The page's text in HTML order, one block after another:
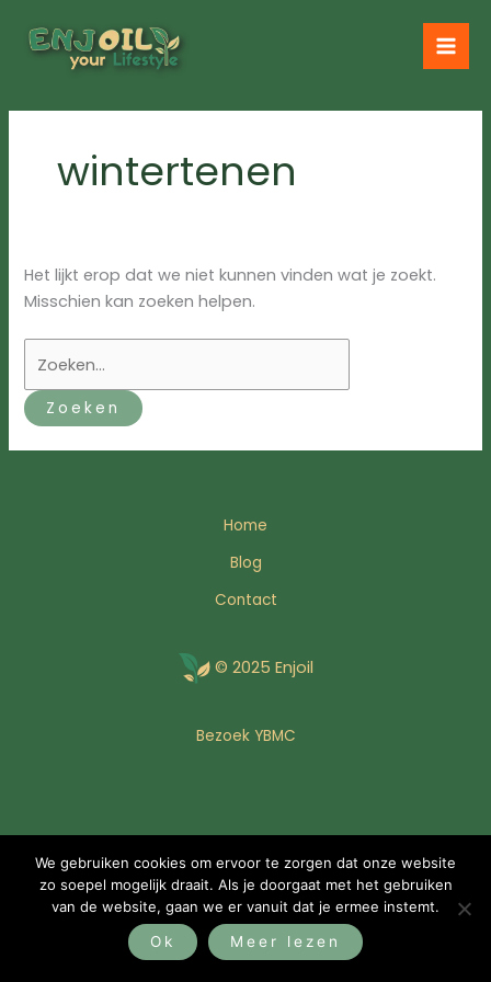
naar
wintertenen
Het lijkt erop dat we niet kunnen vinden wat je zoekt.
Misschien kan zoeken helpen.
naar:
Home
Blog
Contact
© 2025 Enjoil
Bezoek YBMC
We gebruiken cookies om ervoor te zorgen dat onze website
zo soepel mogelijk draait. Als je doorgaat met het gebruiken
van de website, gaan we er vanuit dat je ermee instemt.
Ok
Meer lezen